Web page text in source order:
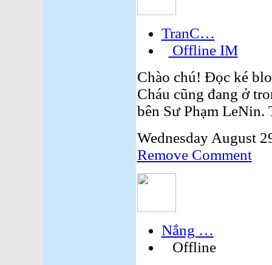
TranC…
Offline IM
Chào chú! Đọc ké
Cháu cũng đang ở
bên Sư Phạm LeNin.
Wednesday August
Remove Comment
Nắng …
Offline